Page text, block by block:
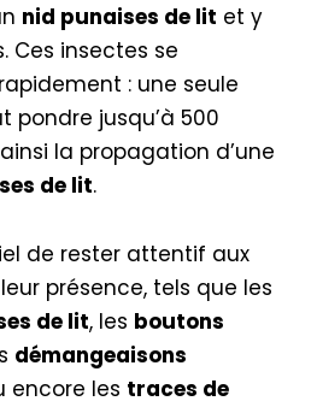
nid punaises de lit et y
Ces insectes se
: une seule
pondre jusqu’à 500
la propagation d’une
de lit.
de rester attentif aux
présence, tels que les
de lit, les boutons
démangeaisons
encore les traces de